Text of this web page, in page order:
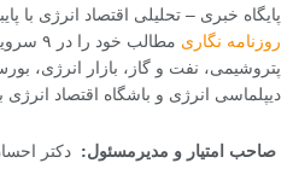
پایگاه خبری – تحلیلی اقتصاد انرژی با
روزنامه نگاری
مطالب
پتروشیمی، نفت و گاز، بازار انرژی،
دیپلماسی انرژی و باشگاه اقتصاد
صاحب امتیار و مدیرمسئول: دکتر